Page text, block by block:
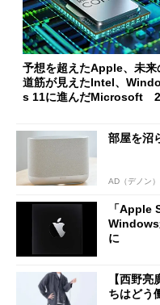
予想を超えたApple、未来
道筋が見えたIntel、
s 11に進んだMicrosoft
部屋を沼
AD（デノン）
「Apple
Windows
に
【西野
ちはどう